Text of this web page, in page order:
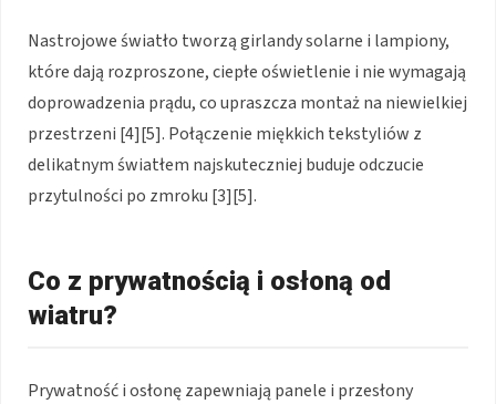
Nastrojowe światło tworzą girlandy solarne i lampiony,
które dają rozproszone, ciepłe oświetlenie i nie wymagają
doprowadzenia prądu, co upraszcza montaż na niewielkiej
przestrzeni [4][5]. Połączenie miękkich tekstyliów z
delikatnym światłem najskuteczniej buduje odczucie
przytulności po zmroku [3][5].
Co z prywatnością i osłoną od
wiatru?
Prywatność i osłonę zapewniają panele i przesłony